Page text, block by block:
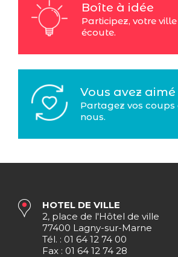
Boîte à idée
Participez, votre
écoute.
Vous avez aimé
Partagez vos
nous.
HOTEL DE VILLE
2, place de l'Hôtel de ville
77400 Lagny-sur-Marne
Tél. : 01 64 12 74 00
Fax : 01 64 12 74 28